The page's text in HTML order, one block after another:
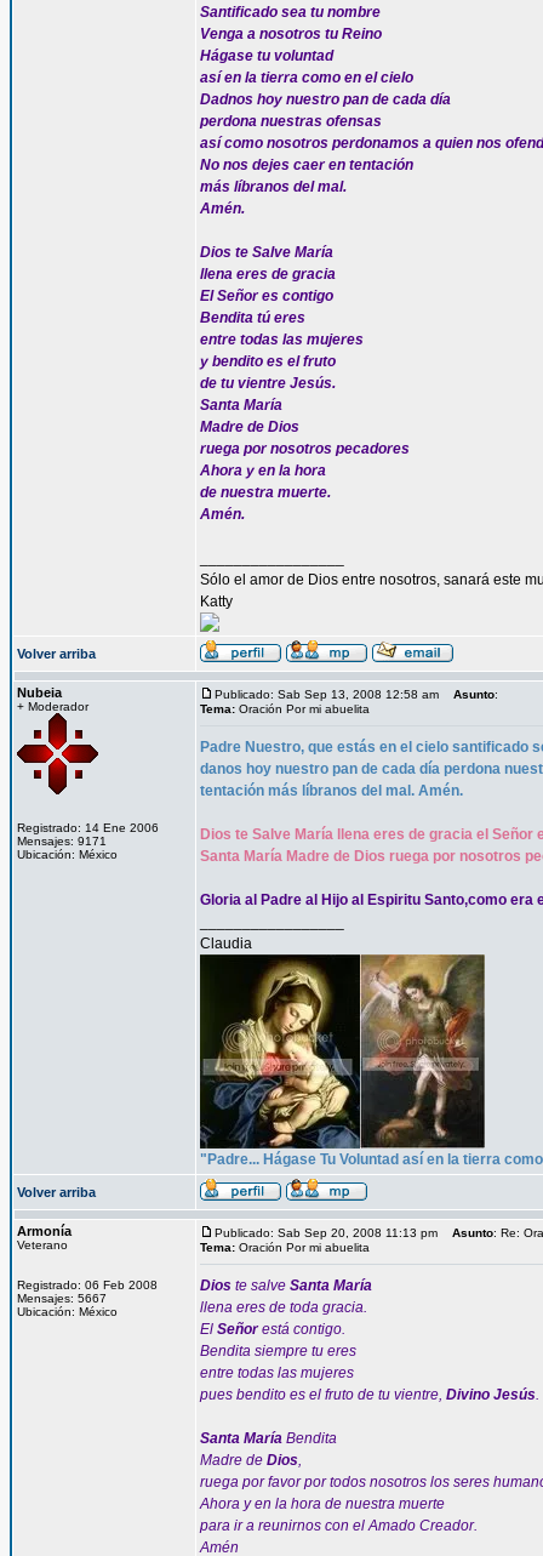
Santificado sea tu nombre
Venga a nosotros tu Reino
Hágase tu voluntad
así en la tierra como en el cielo
Dadnos hoy nuestro pan de cada día
perdona nuestras ofensas
así como nosotros perdonamos a quien nos
No nos dejes caer en tentación
más líbranos del mal.
Amén.
Dios te Salve María
llena eres de gracia
El Señor es contigo
Bendita tú eres
entre todas las mujeres
y bendito es el fruto
de tu vientre Jesús.
Santa María
Madre de Dios
ruega por nosotros pecadores
Ahora y en la hora
de nuestra muerte.
Amén.
Sólo el amor de Dios entre nosotros, sanará este
Katty
Volver arriba
Nubeia
+ Moderador
Registrado: 14 Ene 2006
Mensajes: 9171
Ubicación: México
Publicado: Sab Sep 13, 2008 12:58 am Asunto:
Tema: Oración Por mi abuelita
Padre Nuestro, que estás en el cielo santificado
danos hoy nuestro pan de cada día perdona
tentación más líbranos del mal. Amén.
Dios te Salve María llena eres de gracia el
Santa María Madre de Dios ruega por nosotros
Gloria al Padre al Hijo al Espiritu Santo,como
Claudia
"Padre... Hágase Tu Voluntad así en la tierra
Volver arriba
Armonía
Veterano
Registrado: 06 Feb 2008
Mensajes: 5667
Ubicación: México
Publicado: Sab Sep 20, 2008 11:13 pm Asunto: Re:
Tema: Oración Por mi abuelita
Dios te salve Santa María
llena eres de toda gracia.
El Señorestá contigo.
Bendita siempre tu eres
entre todas las mujeres
pues bendito es el fruto de tu vientre, Divino Jesús.
Santa María Bendita
Madre de Dios,
ruega por favor por todos nosotros los seres
Ahora y en la hora de nuestra muerte
para ir a reunirnos con el Amado Creador.
Amén